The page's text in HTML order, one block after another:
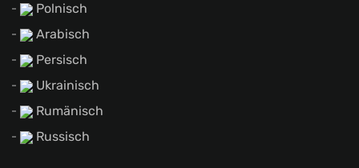
Polnisch
Arabisch
Persisch
Ukrainisch
Rumänisch
Russisch